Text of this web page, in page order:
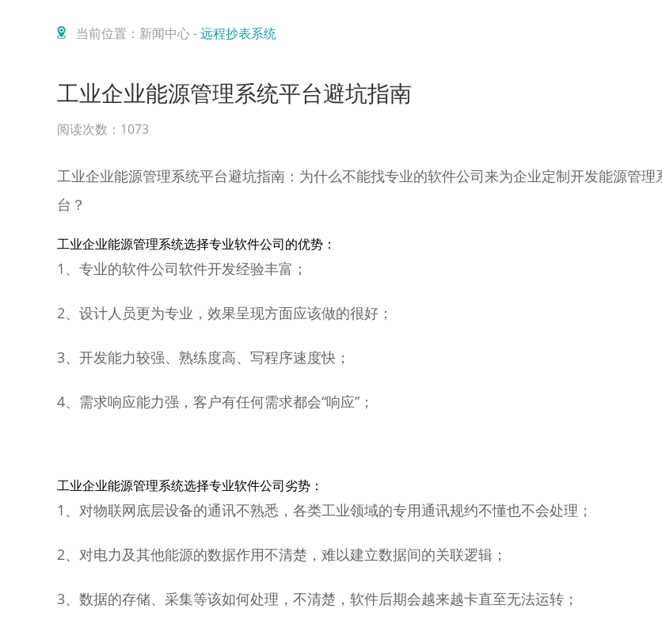
当前位置：新闻中心 -远程抄表系统
工业企业能源管理系统平台避坑指南
阅读次数：1073
工业企业能源管理系统平台避坑指南：为什么不能找专业的软件公司来为企业定制开发能源管理
台？
工业企业能源管理系统选择专业软件公司的优势：
1、专业的软件公司软件开发经验丰富；
2、设计人员更为专业，效果呈现方面应该做的很好；
3、开发能力较强、熟练度高、写程序速度快；
4、需求响应能力强，客户有任何需求都会“响应”；
工业企业能源管理系统选择专业软件公司劣势：
1、对物联网底层设备的通讯不熟悉，各类工业领域的专用通讯规约不懂也不会处理；
2、对电力及其他能源的数据作用不清楚，难以建立数据间的关联逻辑；
3、数据的存储、采集等该如何处理，不清楚，软件后期会越来越卡直至无法运转；